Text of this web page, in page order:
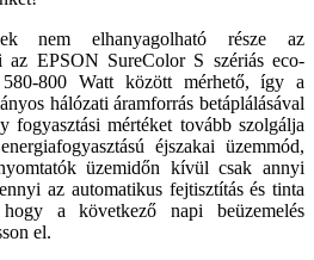
nem elhanyagolható része az
az EPSON SureColor S szériás eco-
580-800 Watt között mérhető, így a
hálózati áramforrás betáplálásával
fogyasztási mértéket tovább szolgálja
éjszakai üzemmód,
üzemidőn kívül csak annyi
az automatikus fejtisztítás és tinta
hogy a következő napi beüzemelés
el.